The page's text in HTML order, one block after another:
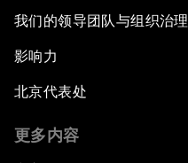
我们的领导团队与组织治理
影响力
北京代表处
更多内容